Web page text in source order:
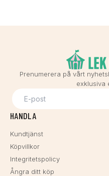
Prenumerera på vårt
exklusiva
HANDLA
Kundtjänst
Köpvillkor
Integritetspolicy
Ångra ditt köp